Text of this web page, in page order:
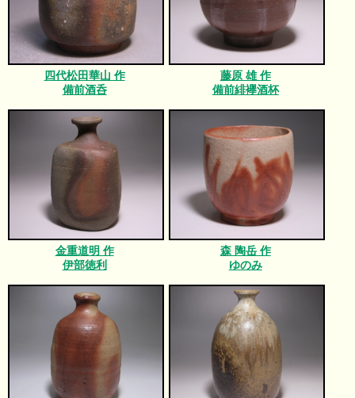
四代松田華山 作
備前酒呑
藤原 雄 作
備前緋襷酒杯
金重道明 作
伊部徳利
森 陶岳 作
ゆのみ